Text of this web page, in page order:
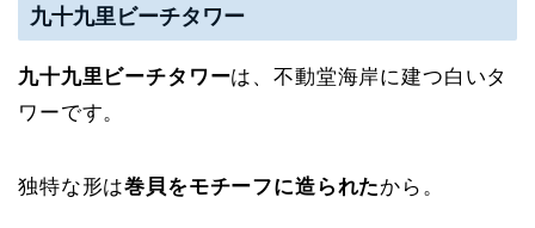
九十九里ビーチタワー
九十九里ビーチタワーは、不動堂海岸に建つ白いタ
ワーです。
独特な形は巻貝をモチーフに造られたから。